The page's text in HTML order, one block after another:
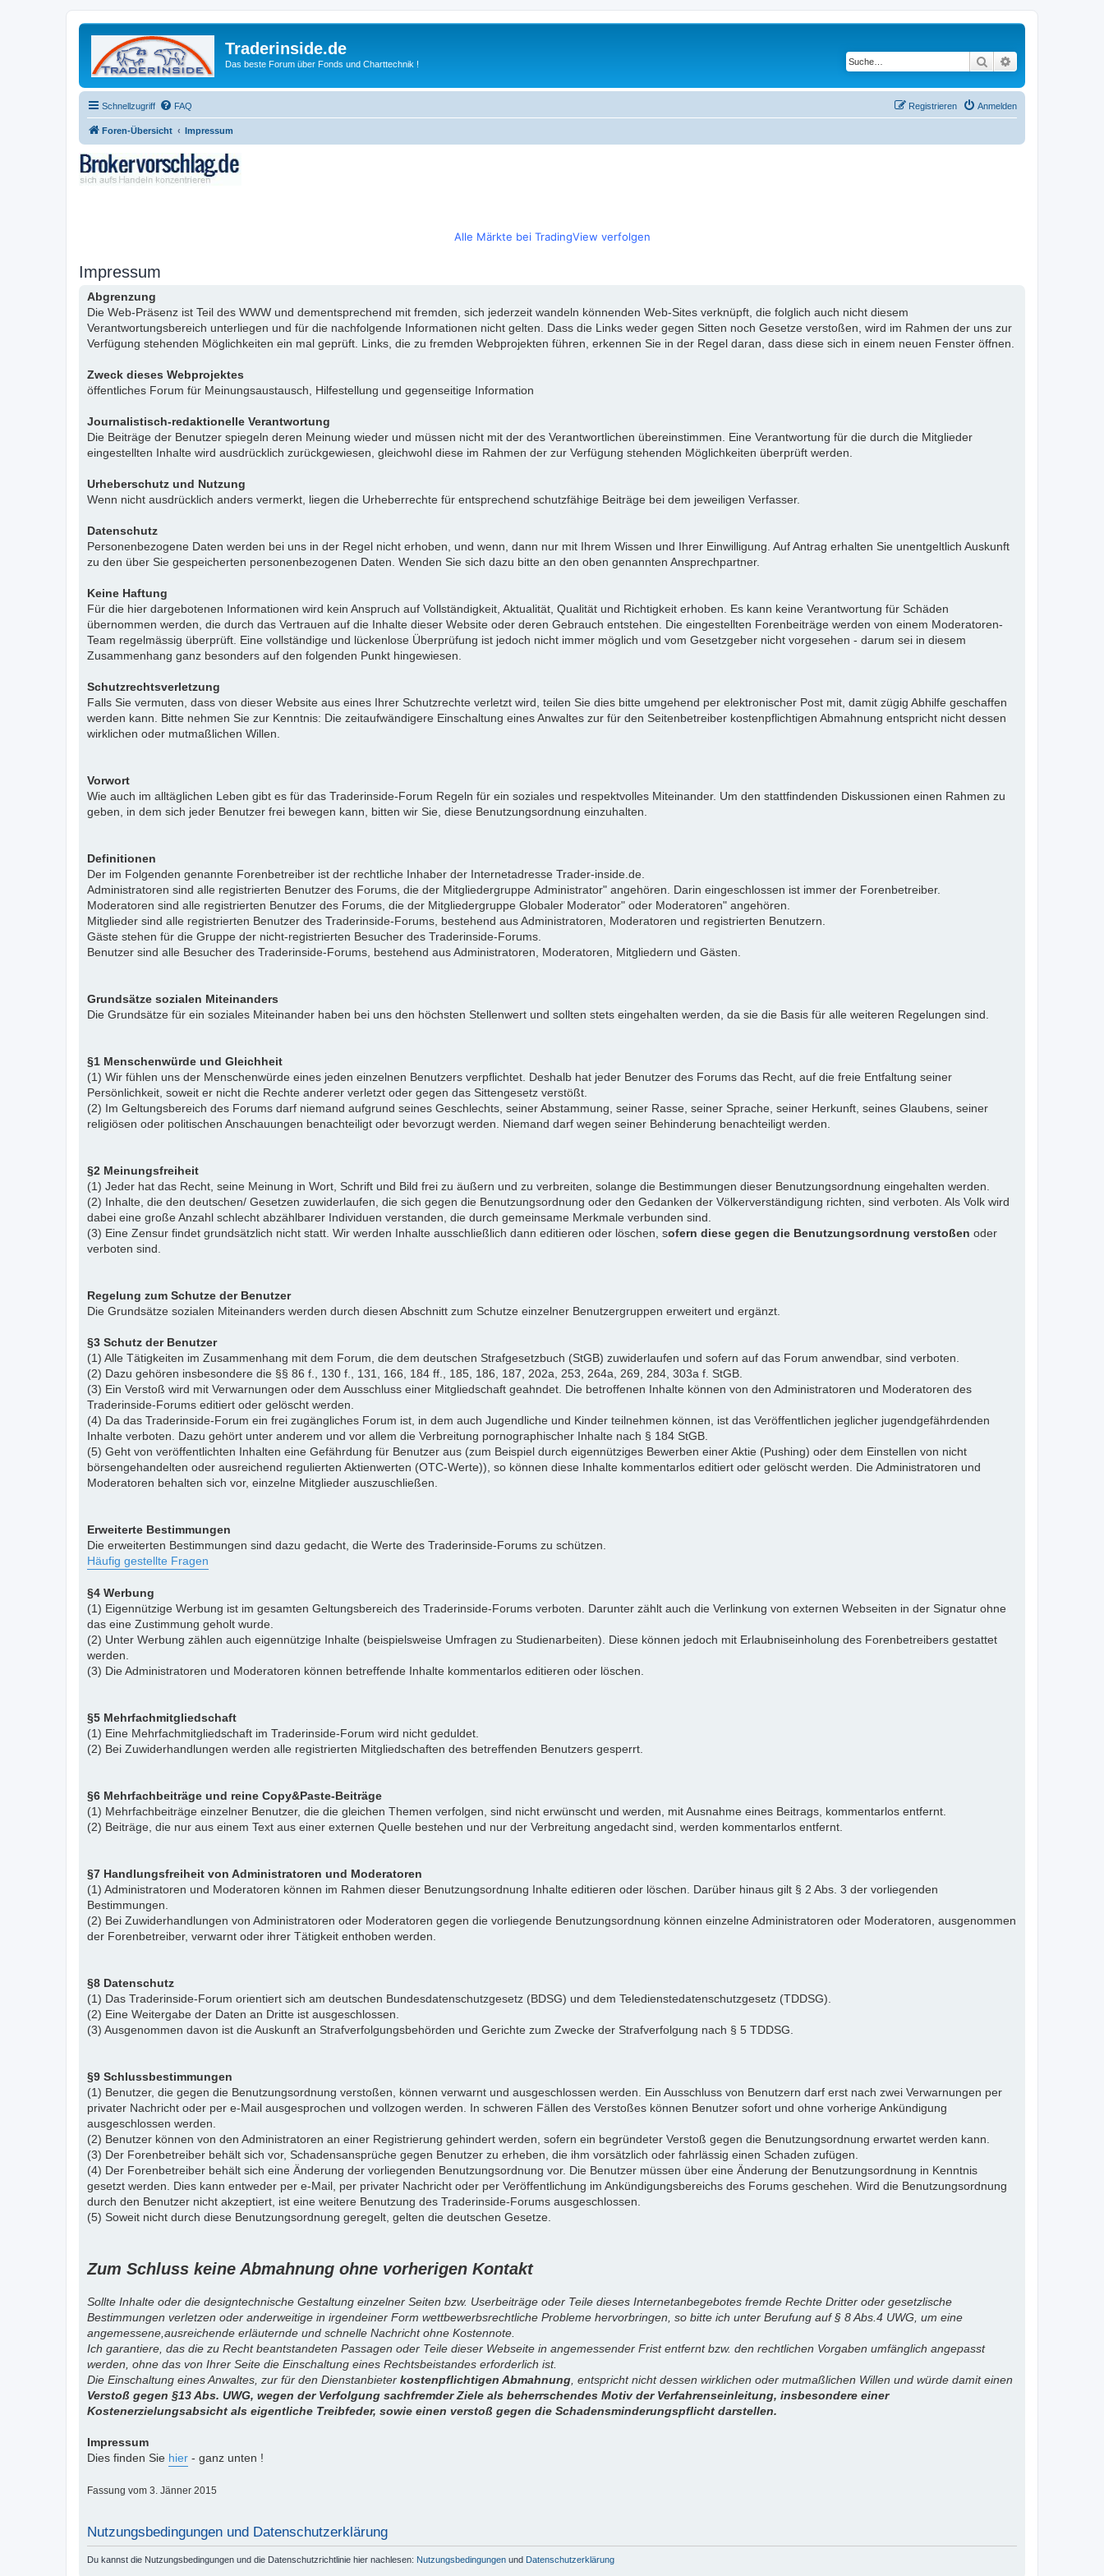
Traderinside.de
Das beste Forum über Fonds und Charttechnik ! Suche
Schnellzugriff FAQ Anmelden
Registrieren
Foren-Übersicht Impressum
Alle Märkte bei TradingView verfolgen
Impressum
Abgrenzung
Die Web-Präsenz ist Teil des WWW und dementsprechend mit fremden, sich jederzeit wandeln könnenden Web-Sites verknüpft, die folglich auch nicht diesem
Verantwortungsbereich unterliegen und für die nachfolgende Informationen nicht gelten. Dass die Links weder gegen Sitten noch Gesetze verstoßen, wird im Rahmen der uns zur
Verfügung stehenden Möglichkeiten ein mal geprüft. Links, die zu fremden Webprojekten führen, erkennen Sie in der Regel daran, dass diese sich in einem neuen Fenster öffnen.
Zweck dieses Webprojektes
öffentliches Forum für Meinungsaustausch, Hilfestellung und gegenseitige Information
Journalistisch-redaktionelle Verantwortung
Die Beiträge der Benutzer spiegeln deren Meinung wieder und müssen nicht mit der des Verantwortlichen übereinstimmen. Eine Verantwortung für die durch die Mitglieder
eingestellten Inhalte wird ausdrücklich zurückgewiesen, gleichwohl diese im Rahmen der zur Verfügung stehenden Möglichkeiten überprüft werden.
Urheberschutz und Nutzung
Wenn nicht ausdrücklich anders vermerkt, liegen die Urheberrechte für entsprechend schutzfähige Beiträge bei dem jeweiligen Verfasser.
Datenschutz
Personenbezogene Daten werden bei uns in der Regel nicht erhoben, und wenn, dann nur mit Ihrem Wissen und Ihrer Einwilligung. Auf Antrag erhalten Sie unentgeltlich Auskunft
zu den über Sie gespeicherten personenbezogenen Daten. Wenden Sie sich dazu bitte an den oben genannten Ansprechpartner.
Keine Haftung
Für die hier dargebotenen Informationen wird kein Anspruch auf Vollständigkeit, Aktualität, Qualität und Richtigkeit erhoben. Es kann keine Verantwortung für Schäden
übernommen werden, die durch das Vertrauen auf die Inhalte dieser Website oder deren Gebrauch entstehen. Die eingestellten Forenbeiträge werden von einem Moderatoren-
Team regelmässig überprüft. Eine vollständige und lückenlose Überprüfung ist jedoch nicht immer möglich und vom Gesetzgeber nicht vorgesehen - darum sei in diesem
Zusammenhang ganz besonders auf den folgenden Punkt hingewiesen.
Schutzrechtsverletzung
Falls Sie vermuten, dass von dieser Website aus eines Ihrer Schutzrechte verletzt wird, teilen Sie dies bitte umgehend per elektronischer Post mit, damit zügig Abhilfe geschaffen
werden kann. Bitte nehmen Sie zur Kenntnis: Die zeitaufwändigere Einschaltung eines Anwaltes zur für den Seitenbetreiber kostenpflichtigen Abmahnung entspricht nicht dessen
wirklichen oder mutmaßlichen Willen.
Vorwort
Wie auch im alltäglichen Leben gibt es für das Traderinside-Forum Regeln für ein soziales und respektvolles Miteinander. Um den stattfindenden Diskussionen einen Rahmen zu
geben, in dem sich jeder Benutzer frei bewegen kann, bitten wir Sie, diese Benutzungsordnung einzuhalten.
Definitionen
Der im Folgenden genannte Forenbetreiber ist der rechtliche Inhaber der Internetadresse Trader-inside.de.
Administratoren sind alle registrierten Benutzer des Forums, die der Mitgliedergruppe Administrator" angehören. Darin eingeschlossen ist immer der Forenbetreiber.
Moderatoren sind alle registrierten Benutzer des Forums, die der Mitgliedergruppe Globaler Moderator" oder Moderatoren" angehören.
Mitglieder sind alle registrierten Benutzer des Traderinside-Forums, bestehend aus Administratoren, Moderatoren und registrierten Benutzern.
Gäste stehen für die Gruppe der nicht-registrierten Besucher des Traderinside-Forums.
Benutzer sind alle Besucher des Traderinside-Forums, bestehend aus Administratoren, Moderatoren, Mitgliedern und Gästen.
Grundsätze sozialen Miteinanders
Die Grundsätze für ein soziales Miteinander haben bei uns den höchsten Stellenwert und sollten stets eingehalten werden, da sie die Basis für alle weiteren Regelungen sind.
§1 Menschenwürde und Gleichheit
(1) Wir fühlen uns der Menschenwürde eines jeden einzelnen Benutzers verpflichtet. Deshalb hat jeder Benutzer des Forums das Recht, auf die freie Entfaltung seiner
Persönlichkeit, soweit er nicht die Rechte anderer verletzt oder gegen das Sittengesetz verstößt.
(2) Im Geltungsbereich des Forums darf niemand aufgrund seines Geschlechts, seiner Abstammung, seiner Rasse, seiner Sprache, seiner Herkunft, seines Glaubens, seiner
religiösen oder politischen Anschauungen benachteiligt oder bevorzugt werden. Niemand darf wegen seiner Behinderung benachteiligt werden.
§2 Meinungsfreiheit
(1) Jeder hat das Recht, seine Meinung in Wort, Schrift und Bild frei zu äußern und zu verbreiten, solange die Bestimmungen dieser Benutzungsordnung eingehalten werden.
(2) Inhalte, die den deutschen/ Gesetzen zuwiderlaufen, die sich gegen die Benutzungsordnung oder den Gedanken der Völkerverständigung richten, sind verboten. Als Volk wird
dabei eine große Anzahl schlecht abzählbarer Individuen verstanden, die durch gemeinsame Merkmale verbunden sind.
(3) Eine Zensur findet grundsätzlich nicht statt. Wir werden Inhalte ausschließlich dann editieren oder löschen, sofern diese gegen die Benutzungsordnung verstoßen oder
verboten sind.
Regelung zum Schutze der Benutzer
Die Grundsätze sozialen Miteinanders werden durch diesen Abschnitt zum Schutze einzelner Benutzergruppen erweitert und ergänzt.
§3 Schutz der Benutzer
(1) Alle Tätigkeiten im Zusammenhang mit dem Forum, die dem deutschen Strafgesetzbuch (StGB) zuwiderlaufen und sofern auf das Forum anwendbar, sind verboten.
(2) Dazu gehören insbesondere die §§ 86 f., 130 f., 131, 166, 184 ff., 185, 186, 187, 202a, 253, 264a, 269, 284, 303a f. StGB.
(3) Ein Verstoß wird mit Verwarnungen oder dem Ausschluss einer Mitgliedschaft geahndet. Die betroffenen Inhalte können von den Administratoren und Moderatoren des
Traderinside-Forums editiert oder gelöscht werden.
(4) Da das Traderinside-Forum ein frei zugängliches Forum ist, in dem auch Jugendliche und Kinder teilnehmen können, ist das Veröffentlichen jeglicher jugendgefährdenden
Inhalte verboten. Dazu gehört unter anderem und vor allem die Verbreitung pornographischer Inhalte nach § 184 StGB.
(5) Geht von veröffentlichten Inhalten eine Gefährdung für Benutzer aus (zum Beispiel durch eigennütziges Bewerben einer Aktie (Pushing) oder dem Einstellen von nicht
börsengehandelten oder ausreichend regulierten Aktienwerten (OTC-Werte)), so können diese Inhalte kommentarlos editiert oder gelöscht werden. Die Administratoren und
Moderatoren behalten sich vor, einzelne Mitglieder auszuschließen.
Erweiterte Bestimmungen
Die erweiterten Bestimmungen sind dazu gedacht, die Werte des Traderinside-Forums zu schützen.
Häufig gestellte Fragen
§4 Werbung
(1) Eigennützige Werbung ist im gesamten Geltungsbereich des Traderinside-Forums verboten. Darunter zählt auch die Verlinkung von externen Webseiten in der Signatur ohne
das eine Zustimmung geholt wurde.
(2) Unter Werbung zählen auch eigennützige Inhalte (beispielsweise Umfragen zu Studienarbeiten). Diese können jedoch mit Erlaubniseinholung des Forenbetreibers gestattet
werden.
(3) Die Administratoren und Moderatoren können betreffende Inhalte kommentarlos editieren oder löschen.
§5 Mehrfachmitgliedschaft
(1) Eine Mehrfachmitgliedschaft im Traderinside-Forum wird nicht geduldet.
(2) Bei Zuwiderhandlungen werden alle registrierten Mitgliedschaften des betreffenden Benutzers gesperrt.
§6 Mehrfachbeiträge und reine Copy&Paste-Beiträge
(1) Mehrfachbeiträge einzelner Benutzer, die die gleichen Themen verfolgen, sind nicht erwünscht und werden, mit Ausnahme eines Beitrags, kommentarlos entfernt.
(2) Beiträge, die nur aus einem Text aus einer externen Quelle bestehen und nur der Verbreitung angedacht sind, werden kommentarlos entfernt.
§7 Handlungsfreiheit von Administratoren und Moderatoren
(1) Administratoren und Moderatoren können im Rahmen dieser Benutzungsordnung Inhalte editieren oder löschen. Darüber hinaus gilt § 2 Abs. 3 der vorliegenden
Bestimmungen.
(2) Bei Zuwiderhandlungen von Administratoren oder Moderatoren gegen die vorliegende Benutzungsordnung können einzelne Administratoren oder Moderatoren, ausgenommen
der Forenbetreiber, verwarnt oder ihrer Tätigkeit enthoben werden.
§8 Datenschutz
(1) Das Traderinside-Forum orientiert sich am deutschen Bundesdatenschutzgesetz (BDSG) und dem Teledienstedatenschutzgesetz (TDDSG).
(2) Eine Weitergabe der Daten an Dritte ist ausgeschlossen.
(3) Ausgenommen davon ist die Auskunft an Strafverfolgungsbehörden und Gerichte zum Zwecke der Strafverfolgung nach § 5 TDDSG.
§9 Schlussbestimmungen
(1) Benutzer, die gegen die Benutzungsordnung verstoßen, können verwarnt und ausgeschlossen werden. Ein Ausschluss von Benutzern darf erst nach zwei Verwarnungen per
privater Nachricht oder per e-Mail ausgesprochen und vollzogen werden. In schweren Fällen des Verstoßes können Benutzer sofort und ohne vorherige Ankündigung
ausgeschlossen werden.
(2) Benutzer können von den Administratoren an einer Registrierung gehindert werden, sofern ein begründeter Verstoß gegen die Benutzungsordnung erwartet werden kann.
(3) Der Forenbetreiber behält sich vor, Schadensansprüche gegen Benutzer zu erheben, die ihm vorsätzlich oder fahrlässig einen Schaden zufügen.
(4) Der Forenbetreiber behält sich eine Änderung der vorliegenden Benutzungsordnung vor. Die Benutzer müssen über eine Änderung der Benutzungsordnung in Kenntnis
gesetzt werden. Dies kann entweder per e-Mail, per privater Nachricht oder per Veröffentlichung im Ankündigungsbereichs des Forums geschehen. Wird die Benutzungsordnung
durch den Benutzer nicht akzeptiert, ist eine weitere Benutzung des Traderinside-Forums ausgeschlossen.
(5) Soweit nicht durch diese Benutzungsordnung geregelt, gelten die deutschen Gesetze.
Zum Schluss keine Abmahnung ohne vorherigen Kontakt
Sollte Inhalte oder die designtechnische Gestaltung einzelner Seiten bzw. Userbeiträge oder Teile dieses Internetanbegebotes fremde Rechte Dritter oder gesetzlische
Bestimmungen verletzen oder anderweitige in irgendeiner Form wettbewerbsrechtliche Probleme hervorbringen, so bitte ich unter Berufung auf § 8 Abs.4 UWG, um eine
angemessene,ausreichende erläuternde und schnelle Nachricht ohne Kostennote.
Ich garantiere, das die zu Recht beantstandeten Passagen oder Teile dieser Webseite in angemessender Frist entfernt bzw. den rechtlichen Vorgaben umfänglich angepasst
werden, ohne das von Ihrer Seite die Einschaltung eines Rechtsbeistandes erforderlich ist.
Die Einschaltung eines Anwaltes, zur für den Dienstanbieter kostenpflichtigen Abmahnung , entspricht nicht dessen wirklichen oder mutmaßlichen Willen und würde damit einen
Verstoß gegen §13 Abs. UWG, wegen der Verfolgung sachfremder Ziele als beherrschendes Motiv der Verfahrenseinleitung, insbesondere einer
Kostenerzielungsabsicht als eigentliche Treibfeder, sowie einen verstoß gegen die Schadensminderungspflicht darstellen.
Impressum
Dies finden Sie hier - ganz unten !
Fassung vom 3. Jänner 2015
Nutzungsbedingungen und Datenschutzerklärung
Du kannst die Nutzungsbedingungen und die Datenschutzrichtlinie hier nachlesen: Nutzungsbedingungen und Datenschutzerklärung